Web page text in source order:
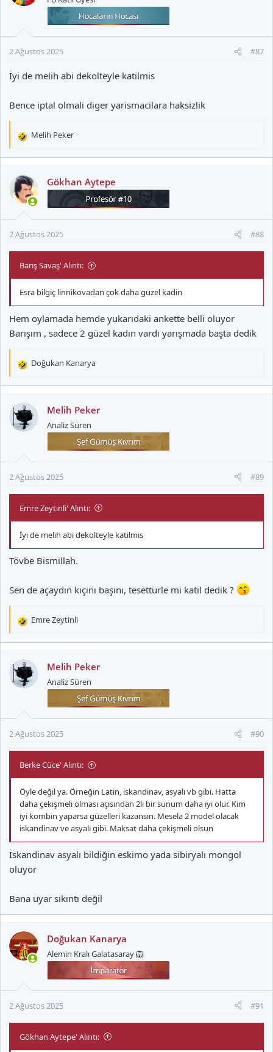
2 Ağustos 2025 #87
İyi de melih abi dekolteyle katilmis
Bence iptal olmali diger yarismacilara haksizlik
T
k
i
l
:
Melih Peker
Gökhan Aytepe
2 Ağustos 2025 #88
Barış Savaş' Alıntı:
Esra bilgiç linnikovadan çok daha güzel kadin
Hem oylamada hemde yukarıdaki ankette belli oluyor
Barışım , sadece 2 güzel kadın vardı yarışmada başta dedik
T
k
i
l
Doğukan Kanarya
Melih Peker
Analiz Süren
2 Ağustos 2025 #89
Emre Zeytinli' Alıntı:
İyi de melih abi dekolteyle katilmis
Tövbe Bismillah.
Sen de açaydın kıçını başını, tesettürle mi katıl dedik ?
T
k
i
l
Emre Zeytinli
Melih Peker
Analiz Süren
2 Ağustos 2025 #90
Berke Cüce' Alıntı:
Öyle değil ya. Örneğin Latin, iskandinav, asyalı vb gibi. Hatta
daha çekişmeli olması açısından 2li bir sunum daha iyi olur. Kim
iyi kombin yaparsa güzelleri kazansın. Mesela 2 model olacak
iskandinav ve asyalı gibi. Maksat daha çekişmeli olsun
İskandinav asyalı bildiğin eskimo yada sibiryalı mongol
oluyor
Bana uyar sıkıntı değil
Doğukan Kanarya
Alemin Kralı Galatasaray 🦁
2 Ağustos 2025 #91
Gökhan Aytepe' Alıntı: